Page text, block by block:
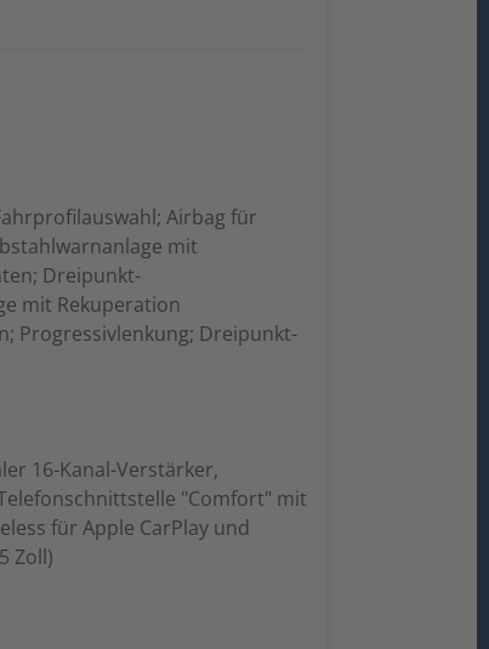
Airbag für
mit
Dreipunkt-
mit Rekuperation
Progressivlenkung; Dreipunkt-
16-Kanal-Verstärker,
"Comfort" mit
für Apple CarPlay und
Zoll)